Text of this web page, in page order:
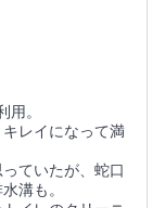
用。
レイになって満
ていたが、蛇口
溝も。